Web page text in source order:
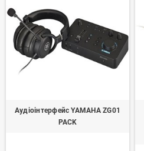
Аудіоінтерфейс YAMAHA ZG01
PACK